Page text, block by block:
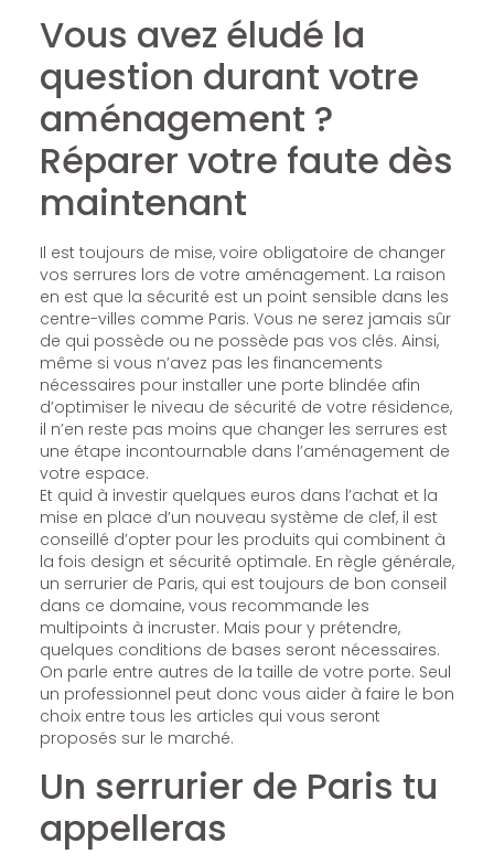
Vous avez éludé la
question durant votre
aménagement ?
Réparer votre faute dès
maintenant
Il est toujours de mise, voire obligatoire de changer
vos serrures lors de votre aménagement. La raison
en est que la sécurité est un point sensible dans les
centre-villes comme Paris. Vous ne serez jamais sûr
de qui possède ou ne possède pas vos clés. Ainsi,
même si vous n’avez pas les financements
nécessaires pour installer une porte blindée afin
d’optimiser le niveau de sécurité de votre résidence,
il n’en reste pas moins que changer les serrures est
une étape incontournable dans l’aménagement de
votre espace.
Et quid à investir quelques euros dans l’achat et la
mise en place d’un nouveau système de clef, il est
conseillé d’opter pour les produits qui combinent à
la fois design et sécurité optimale. En règle générale,
un serrurier de Paris, qui est toujours de bon conseil
dans ce domaine, vous recommande les
multipoints à incruster. Mais pour y prétendre,
quelques conditions de bases seront nécessaires.
On parle entre autres de la taille de votre porte. Seul
un professionnel peut donc vous aider à faire le bon
choix entre tous les articles qui vous seront
proposés sur le marché.
Un serrurier de Paris tu
appelleras